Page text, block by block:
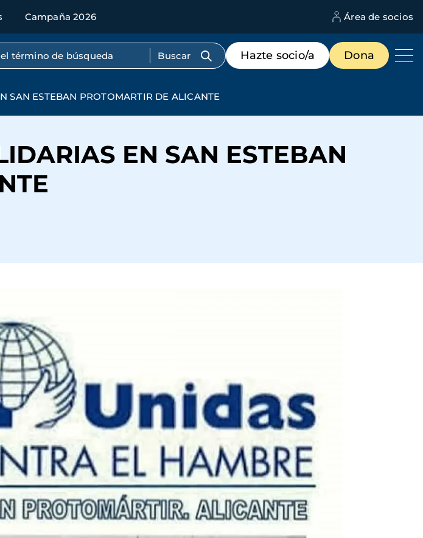
Campaña 2026 Área de socios
por texto completo
Menú
de
destacados
Hazte socio/a Dona
SAN ESTEBAN PROTOMARTIR DE ALICANTE
EN SAN ESTEBAN